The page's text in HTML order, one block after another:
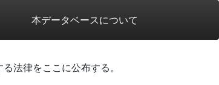
本データベースについて
法律をここに公布する。